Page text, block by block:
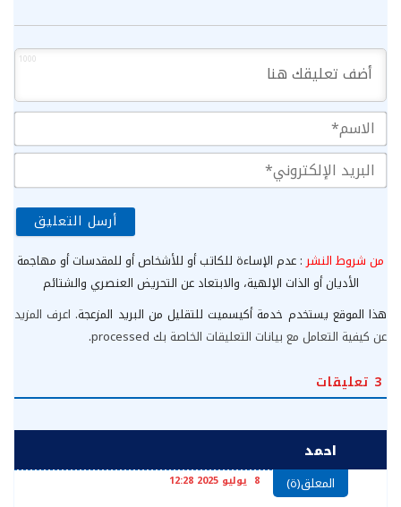
1000
من شروط النشر: عدم الإساءة للكاتب أو للأشخاص أو للمقدسات أو مهاجمة
الأديان أو الذات الإلهية، والابتعاد عن التحريض العنصري والشتائم
هذا الموقع يستخدم خدمة أكيسميت للتقليل من البريد المزعجة. اعرف المزيد
عن كيفية التعامل مع بيانات التعليقات الخاصة بك processed
.
3 تعليقات
احمد
المعلق(ة) 8 يوليو 2025 12:28